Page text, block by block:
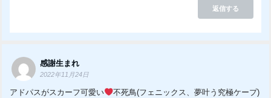
返信する
感謝生まれ
2022年11月24日
アドパスがスカーフ可愛い
不死鳥(フェニックス、夢叶う究極ケープ)